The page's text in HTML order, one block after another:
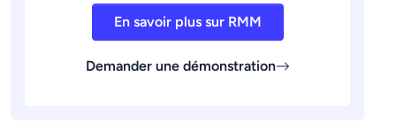
En savoir plus sur RMM
Demander une démonstration